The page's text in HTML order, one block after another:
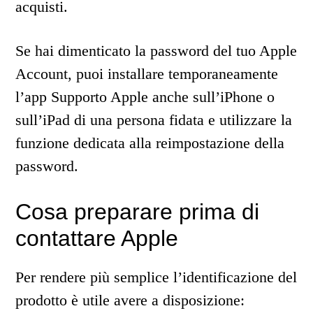
acquisti.
Se hai dimenticato la password del tuo Apple
Account, puoi installare temporaneamente
l’app Supporto Apple anche sull’iPhone o
sull’iPad di una persona fidata e utilizzare la
funzione dedicata alla reimpostazione della
password.
Cosa preparare prima di
contattare Apple
Per rendere più semplice l’identificazione del
prodotto è utile avere a disposizione: